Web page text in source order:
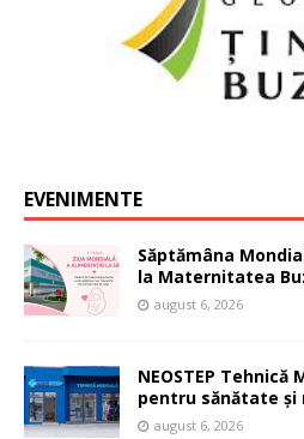
EVENIMENTE
Săptămâna
la Maternitatea
august 6, 2026
NEOSTEP Tehnică
pentru sănătate și
august 6, 2026